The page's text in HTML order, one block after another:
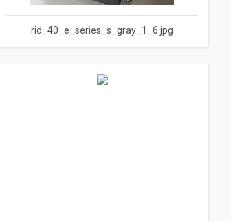
rid_40_e_series_s_gray_1_6.jpg